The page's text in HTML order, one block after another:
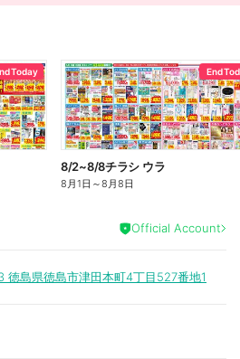
Today End
8/2~8/8チラシ ウラ
8月1日 ～8月8日
Official Account
徳島県徳島市津田本町4丁目527番地1